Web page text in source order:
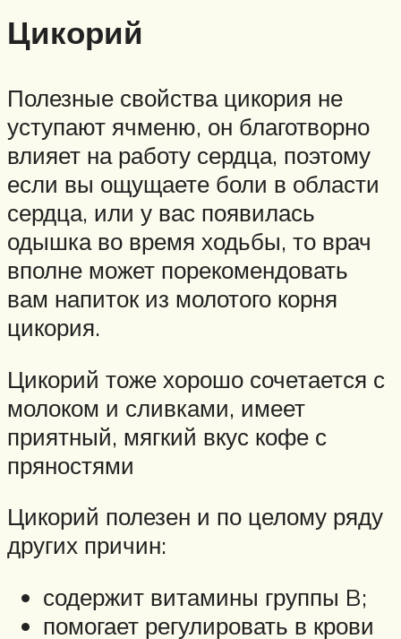
Цикорий
Полезные свойства цикория не
уступают ячменю, он благотворно
влияет на работу сердца, поэтому
если вы ощущаете боли в области
сердца, или у вас появилась
одышка во время ходьбы, то врач
вполне может порекомендовать
вам напиток из молотого корня
цикория.
Цикорий тоже хорошо сочетается с
молоком и сливками, имеет
приятный, мягкий вкус кофе с
пряностями
Цикорий полезен и по целому ряду
других причин:
содержит витамины группы B;
помогает регулировать в крови